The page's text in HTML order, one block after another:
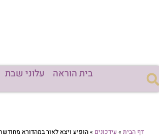
בית הוראה עלוני שבת
דף הבית » עידכונים »הופיע ויצא לאור במהדורא